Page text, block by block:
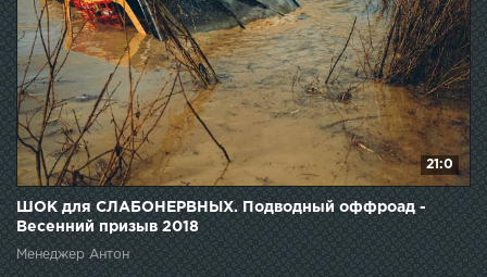
21:0
ШОК для СЛАБОНЕРВНЫХ. Подводный оффроад -
Весенний призыв 2018
Менеджер Антон